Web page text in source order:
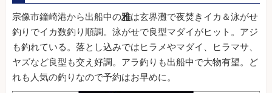
宗像市鐘崎港から出船中の雅は玄界灘で夜焚きイカ＆泳がせ
釣りでイカ数釣り順調。泳がせで良型マダイがヒット。アジ
も釣れている。落とし込みではヒラメやマダイ、ヒラマサ、
ヤズなど良型も交え好調。アラ釣りも出船中で大物有望。ど
れも人気の釣りなので予約はお早めに。